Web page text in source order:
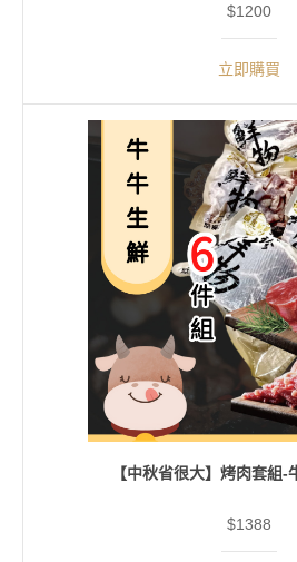
$1200
立即購買
【中秋省很大】烤肉套組-
$1388